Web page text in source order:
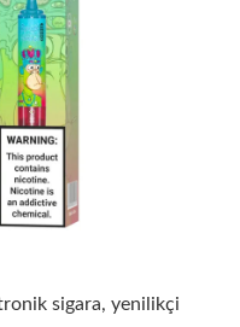
sigara, yenilikçi